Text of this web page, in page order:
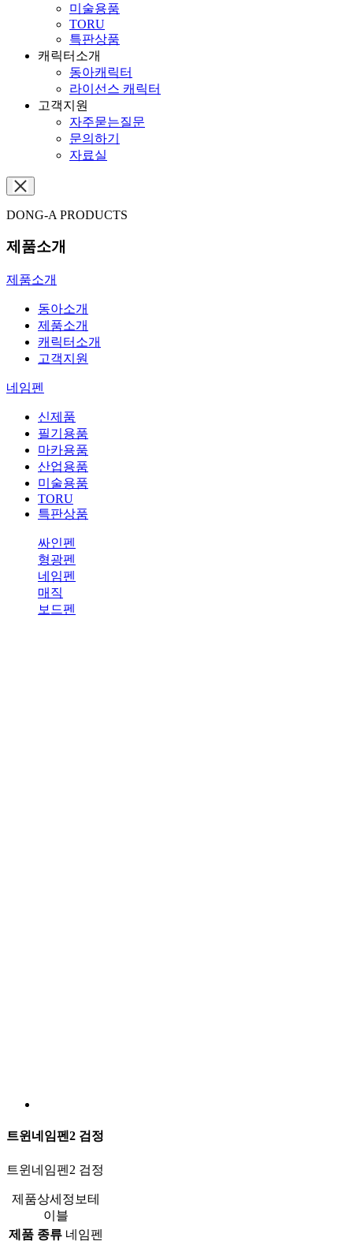
미술용품
TORU
특판상품
캐릭터소개
동아캐릭터
라이선스 캐릭터
고객지원
자주묻는질문
문의하기
자료실
DONG-A PRODUCTS
제품소개
제품소개
동아소개
제품소개
캐릭터소개
고객지원
네임펜
신제품
필기용품
마카용품
산업용품
미술용품
TORU
특판상품
싸인펜
형광펜
네임펜
매직
보드펜
트윈네임펜2 검정
트윈네임펜2 검정
제품상세정보테
이블
제품 종류 네임펜